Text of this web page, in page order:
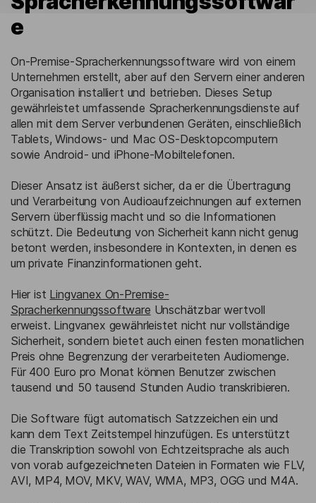
e
On-Premise-Spracherkennungssoftware wird von einem
Unternehmen erstellt, aber auf den Servern einer anderen
Organisation installiert und betrieben. Dieses Setup
gewährleistet umfassende Spracherkennungsdienste auf
allen mit dem Server verbundenen Geräten, einschließlich
Tablets, Windows- und Mac OS-Desktopcomputern
sowie Android- und iPhone-Mobiltelefonen.
Dieser Ansatz ist äußerst sicher, da er die Übertragung
und Verarbeitung von Audioaufzeichnungen auf externen
Servern überflüssig macht und so die Informationen
schützt. Die Bedeutung von Sicherheit kann nicht genug
betont werden, insbesondere in Kontexten, in denen es
um private Finanzinformationen geht.
Hier ist Lingvanex On-Premise-
Spracherkennungssoftware Unschätzbar wertvoll
erweist. Lingvanex gewährleistet nicht nur vollständige
Sicherheit, sondern bietet auch einen festen monatlichen
Preis ohne Begrenzung der verarbeiteten Audiomenge.
Für 400 Euro pro Monat können Benutzer zwischen
tausend und 50 tausend Stunden Audio transkribieren.
Die Software fügt automatisch Satzzeichen ein und
kann dem Text Zeitstempel hinzufügen. Es unterstützt
die Transkription sowohl von Echtzeitsprache als auch
von vorab aufgezeichneten Dateien in Formaten wie FLV,
AVI, MP4, MOV, MKV, WAV, WMA, MP3, OGG und M4A.